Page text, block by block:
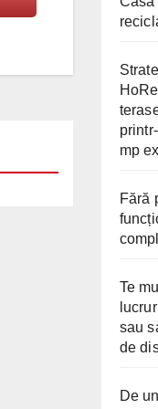
mp
Fără
Te
sau
de
De